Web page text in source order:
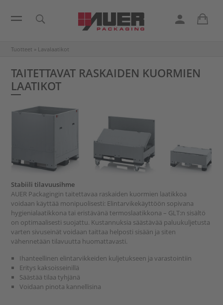
Tuotteet » Lavalaatikot
TAITETTAVAT RASKAIDEN KUORMIEN
LAATIKOT
Stabiili tilavuusihme
AUER Packagingin taitettavaa raskaiden kuormien laatikkoa
voidaan käyttää monipuolisesti: Elintarvikekäyttöön sopivana
hygienialaatikkona tai eristävänä termoslaatikkona – GLT:n sisältö
on optimaalisesti suojattu. Kustannuksia säästävää paluukuljetusta
varten sivuseinät voidaan taittaa helposti sisään ja siten
vähennetään tilavuutta huomattavasti.
Ihanteellinen elintarvikkeiden kuljetukseen ja varastointiin
Eritys kaksoisseinillä
Säästää tilaa tyhjänä
Voidaan pinota kannellisina